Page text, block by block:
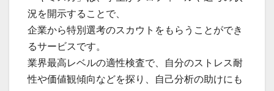
況を開示することで、
企業から特別選考のスカウトをもらうことができ
るサービスです。
業界最高レベルの適性検査で、自分のストレス耐
性や価値観傾向などを探り、自己分析の助けにも